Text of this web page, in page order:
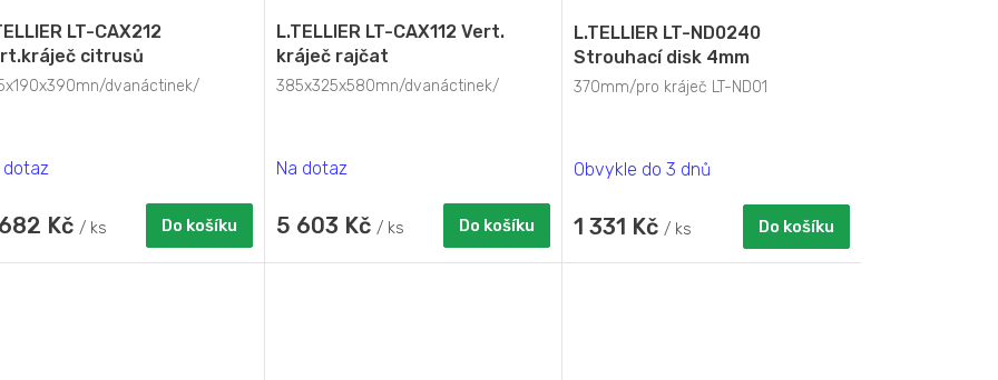
LT-CAX212
citrusů
dvanáctinek/
dotaz
Kč / ks Do košíku
L.TELLIER LT-CAX112 Vert.
kráječ rajčat
385x325x580mn/dvanáctinek/
Na dotaz
5 603 Kč / ks Do košíku
L.TELLIER LT-ND0240
Strouhací disk 4mm
370mm/pro kráječ LT-ND01
Obvykle do 3 dnů
1 331 Kč/ ks Do košíku